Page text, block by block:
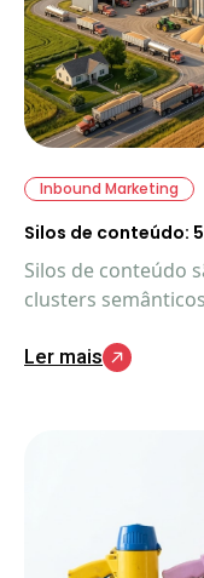
Inbound Marketing
Silos de conteúdo:
Silos de conteúdo
clusters
expressão da sua
Ler mais